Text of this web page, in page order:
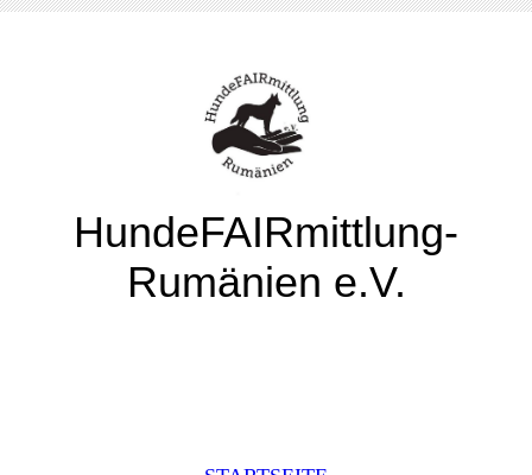
HundeFAIRmittlung-
Rumänien e.V.